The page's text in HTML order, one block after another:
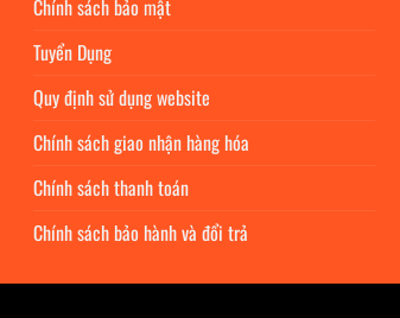
Chính sách bảo mật
Tuyển Dụng
Quy định sử dụng website
Chính sách giao nhận hàng hóa
Chính sách thanh toán
Chính sách bảo hành và đổi trả